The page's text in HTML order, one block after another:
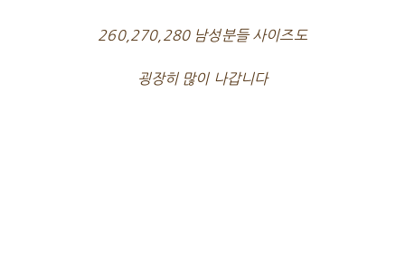
260,270,280 남성분들 사이즈도
굉장히 많이 나갑니다